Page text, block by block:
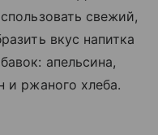
свежий,
вкус напитка
апельсина,
и ржаного хлеба.